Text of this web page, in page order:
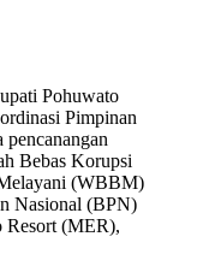
Pohuwato
Pimpinan
Bebas Korupsi
(WBBM)
Nasional (BPN)
Resort (MER),